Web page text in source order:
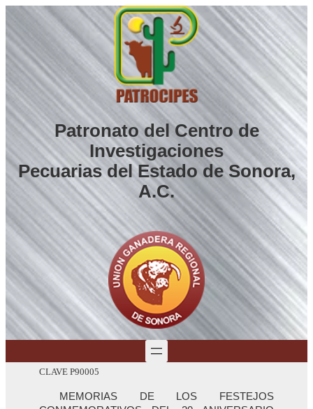
Saltar
al
contenido
Patronato del Centro de
Investigaciones
Pecuarias del Estado de Sonora,
A.C.
CLAVE P90005
MEMORIAS DE LOS FESTEJOS